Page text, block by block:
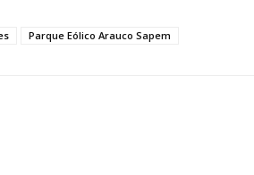
Parque Eólico Arauco Sapem